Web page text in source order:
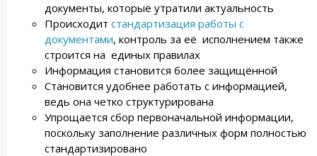
документы, которые утратили актуальность
Происходит стандартизация работы с
документами, контроль за её исполнением также
строится на единых правилах
Информация становится более защищённой
Становится удобнее работать с информацией,
ведь она четко структурирована
Упрощается сбор первоначальной информации,
поскольку заполнение различных форм полностью
стандартизировано